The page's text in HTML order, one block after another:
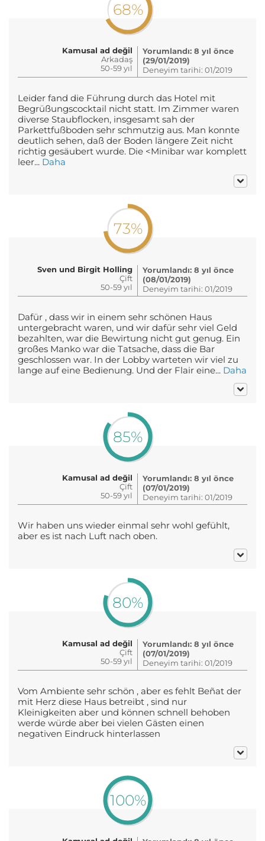
68%
Kamusal ad değil
Arkadaş
50-59 yıl
Yorumlandı: 8 yıl önce
(29/01/2019)
Deneyim tarihi: 01/2019
Leider fand die Führung durch das Hotel mit
Begrüßungscocktail nicht statt. Im Zimmer waren
diverse Staubflocken, insgesamt sah der
Parkettfußboden sehr schmutzig aus. Man konnte
deutlich sehen, daß der Boden längere Zeit nicht
richtig gesäubert wurde. Die <Minibar war komplett
leer... Daha
73%
Sven und Birgit Holling
Çift
50-59 yıl
Yorumlandı: 8 yıl önce
(08/01/2019)
Deneyim tarihi: 01/2019
Dafür , dass wir in einem sehr schönen Haus
untergebracht waren, und wir dafür sehr viel Geld
bezahlten, war die Bewirtung nicht gut genug. Ein
großes Manko war die Tatsache, dass die Bar
geschlossen war. In der Lobby warteten wir viel zu
lange auf eine Bedienung. Und der Flair eine... Daha
85%
Kamusal ad değil
Çift
50-59 yıl
Yorumlandı: 8 yıl önce
(07/01/2019)
Deneyim tarihi: 01/2019
Wir haben uns wieder einmal sehr wohl gefühlt,
aber es ist nach Luft nach oben.
80%
Kamusal ad değil
Çift
50-59 yıl
Yorumlandı: 8 yıl önce
(07/01/2019)
Deneyim tarihi: 01/2019
Vom Ambiente sehr schön , aber es fehlt Beñat der
mit Herz diese Haus betreibt , sind nur
Kleinigkeiten aber und können schnell behoben
werde würde aber bei vielen Gästen einen
negativen Eindruck hinterlassen
100%